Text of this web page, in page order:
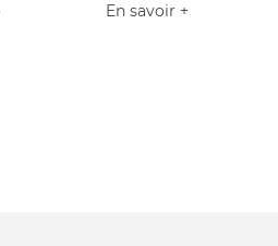
En savoir +